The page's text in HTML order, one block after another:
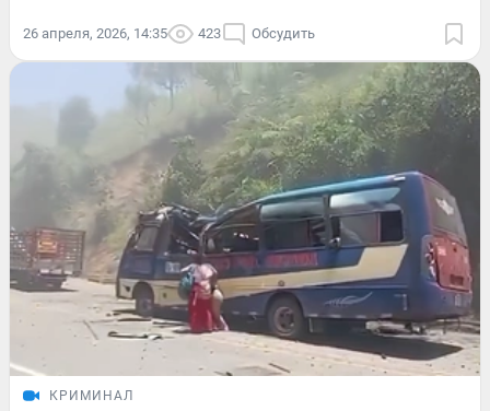
26 апреля, 2026, 14:35 423 Обсудить
КРИМИНАЛ